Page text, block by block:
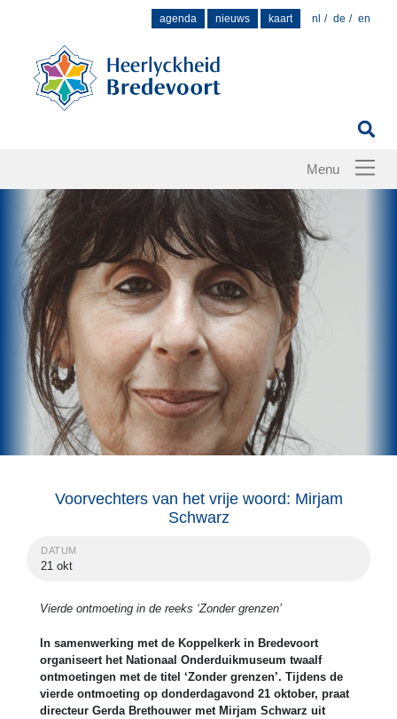
agenda nieuws kaart nl de en
Voorvechters van het vrije woord: Mirjam
Schwarz
DATUM
21 okt
Vierde ontmoeting in de reeks ‘Zonder grenzen’
In samenwerking met de Koppelkerk in Bredevoort
organiseert het Nationaal Onderduikmuseum twaalf
ontmoetingen met de titel ‘Zonder grenzen’. Tijdens de
vierde ontmoeting op donderdagavond 21 oktober, praat
directeur Gerda Brethouwer met Mirjam Schwarz uit